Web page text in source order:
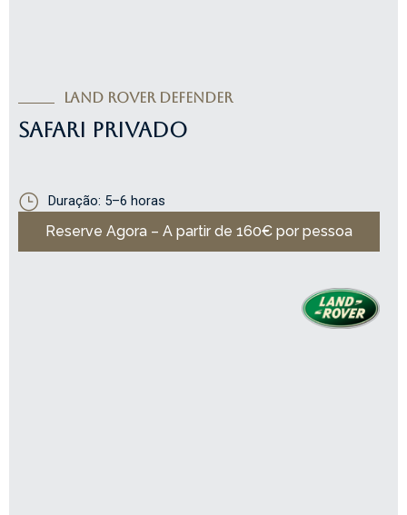
Land Rover Defender
SAFARI PRIVADO
Duração: 5–6 horas
Reserve Agora – A partir de 160€ por pessoa